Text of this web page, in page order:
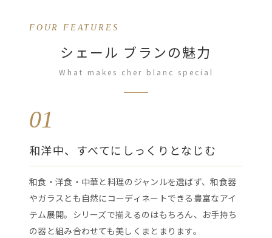
FOUR FEATURES
シェール ブランの魅力
What makes cher blanc special
01
和洋中、すべてにしっくりとなじむ
和食・洋食・中華と料理のジャンルを選ばず、和食器
やガラスとも自然にコーディネートできる豊富なアイ
テム展開。シリーズで揃えるのはもちろん、お手持ち
の器と組み合わせても美しくまとまります。